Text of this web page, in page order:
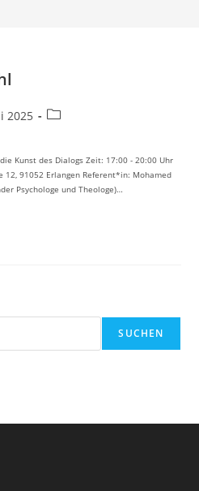
2025
Beitrags-
Kunst des Dialogs Zeit: 17:00 - 20:00 Uhr
91052 Erlangen Referent*in: Mohamed
Psychologe und Theologe)…
SUCHEN